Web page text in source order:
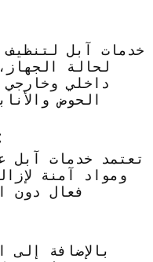
خدمات آبل لتنظيف
لحالة
داخلي
الحوض
2.
تعتمد خدمات آبل
ومواد آمنة
فعال دون
بالإضافة